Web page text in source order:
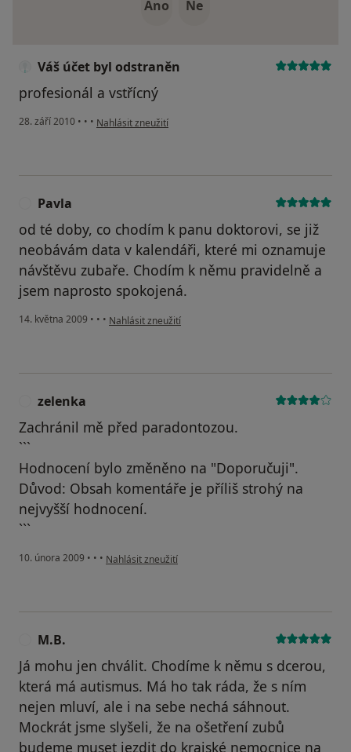
Ano Ne
Váš účet byl odstraněn
profesionál a vstřícný
28. září 2010 • • • podle názoru uživatele Váš účet byl odstraněn
Nahlásit zneužití
Pavla
od té doby, co chodím k panu doktorovi, se již
neobávám data v kalendáři, které mi oznamuje
návštěvu zubaře. Chodím k němu pravidelně a
jsem naprosto spokojená.
14. května 2009 • • • podle názoru uživatele Pavla
Nahlásit zneužití
zelenka
Zachránil mě před paradontozou.
```
Hodnocení bylo změněno na "Doporučuji".
Důvod: Obsah komentáře je příliš strohý na
nejvyšší hodnocení.
```
10. února 2009 • • • podle názoru uživatele zelenka
Nahlásit zneužití
M.B.
Já mohu jen chválit. Chodíme k němu s dcerou,
která má autismus. Má ho tak ráda, že s ním
nejen mluví, ale i na sebe nechá sáhnout.
Mockrát jsme slyšeli, že na ošetření zubů
budeme muset jezdit do krajské nemocnice na